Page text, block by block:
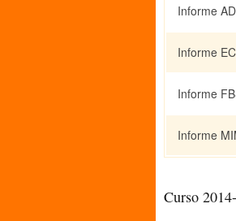
Informe
Informe
Informe
Informe
Curso